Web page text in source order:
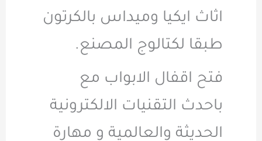
اثاث ايكيا وميداس بالكرتون
طبقا لكتالوج المصنع.
فتح اقفال الابواب مع
باحدث التقنيات الالكترونية
الحديثة والعالمية و مهارة